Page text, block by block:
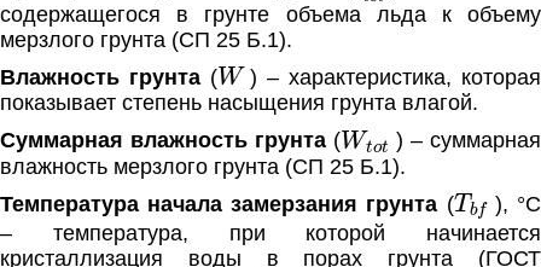
содержащегося в грунте объема льда к объему
мерзлого грунта (СП 25 Б.1).
Влажность грунта(W ) – характеристика, которая
показывает степень насыщения грунта влагой.
Суммарная влажность грунта (Wt
) – суммарная
влажность мерзлого грунта (СП 25 Б.1).
Температура начала замерзания грунта (
Tb
), °C
– температура, при которой начинается
кристаллизация воды в порах грунта (ГОСТ